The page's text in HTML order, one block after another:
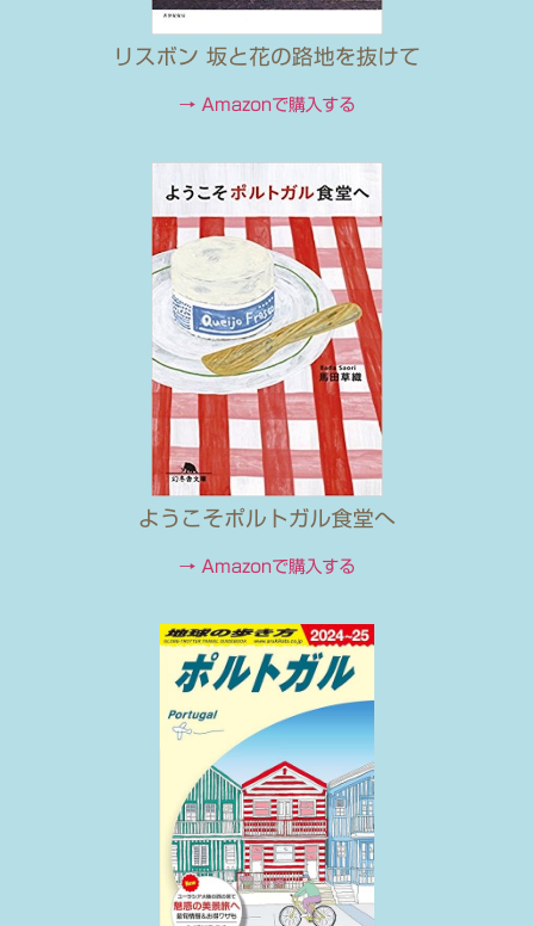
リスボン 坂と花の路地を抜けて
→ Amazonで購入する
ようこそポルトガル食堂へ
→ Amazonで購入する